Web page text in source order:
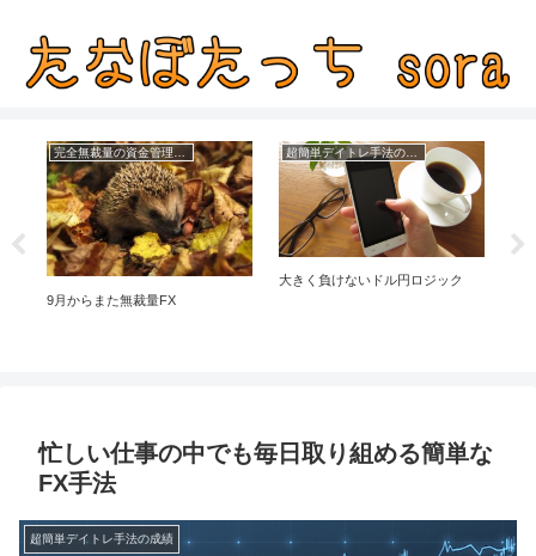
9月からまた無裁量FX
大きく負けないドル円ロジック
忙しい仕事の中でも毎日取り組める簡単な
FX手法
超簡単デイトレ手法の成績